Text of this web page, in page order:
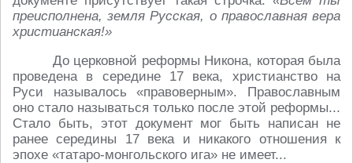
преисполнена, земля Русская, о православная вера
христианская!»
До церковной реформы Никона, которая была
проведена в середине 17 века, христианство на
Руси называлось «правоверным». Православным
оно стало называться только после этой реформы...
Стало быть, этот документ мог быть написан не
ранее середины 17 века и никакого отношения к
эпохе «татаро-монгольского ига» не имеет...